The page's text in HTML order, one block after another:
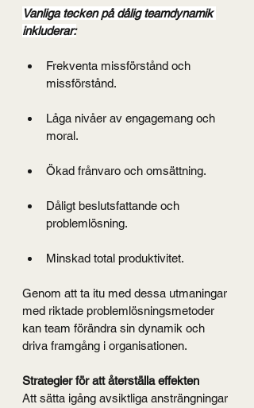
Vanliga tecken på dålig teamdynamik
inkluderar:
Frekventa missförstånd och
missförstånd.
Låga nivåer av engagemang och
moral.
Ökad frånvaro och omsättning.
Dåligt beslutsfattande och
problemlösning.
Minskad total produktivitet.
Genom att ta itu med dessa utmaningar
med riktade problemlösningsmetoder
kan team förändra sin dynamik och
driva framgång i organisationen.
Strategier för att återställa effekten
Att sätta igång avsiktliga ansträngningar